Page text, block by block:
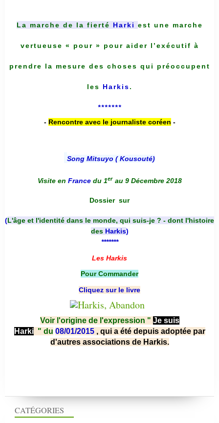
CATÉGORIES
La marche de la fierté Harki est une marche
vertueuse « pour » pour aider l’exécutif à
prendre la mesure des choses qui préoccupent
les Harkis.
*******
- Rencontre avec le journaliste coréen -
Song Mitsuyo ( Kousouté)
Visite en France du 1er au 9 Décembre 2018
Dossier sur
(L'âge et l'identité dans le monde, qui suis-je ? - dont l'histoire
des Harkis)
*******
Les Harkis
Pour Commander
Cliquez sur le livre
Voir l'origine de l'expression " Je suis
Harki " du 08/01/2015 , qui a été depuis adoptée par
d'autres associations de Harkis.